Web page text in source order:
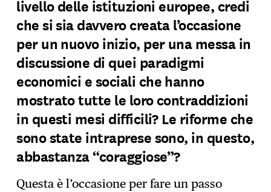
livello delle istituzioni europee, credi
che si sia davvero creata l’occasione
per un nuovo inizio, per una messa in
discussione di quei paradigmi
economici e sociali che hanno
mostrato tutte le loro contraddizioni
in questi mesi difficili? Le riforme che
sono state intraprese sono, in questo,
abbastanza “coraggiose”?
Questa è l’occasione per fare un passo